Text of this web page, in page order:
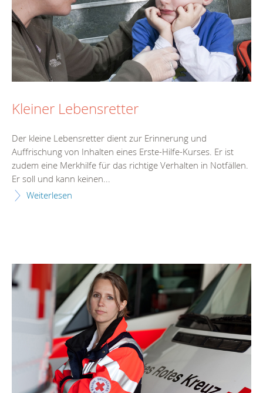
Kleiner Lebensretter
Der kleine Lebensretter dient zur Erinnerung und
Auffrischung von Inhalten eines Erste-Hilfe-Kurses. Er ist
zudem eine Merkhilfe für das richtige Verhalten in Notfällen.
Er soll und kann keinen...
Weiterlesen